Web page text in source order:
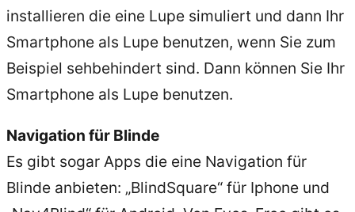
installieren die eine Lupe simuliert und dann Ihr
Smartphone als Lupe benutzen, wenn Sie zum
Beispiel sehbehindert sind. Dann können Sie Ihr
Smartphone als Lupe benutzen.
Navigation für Blinde
Es gibt sogar Apps die eine Navigation für
Blinde anbieten: „BlindSquare“ für Iphone und